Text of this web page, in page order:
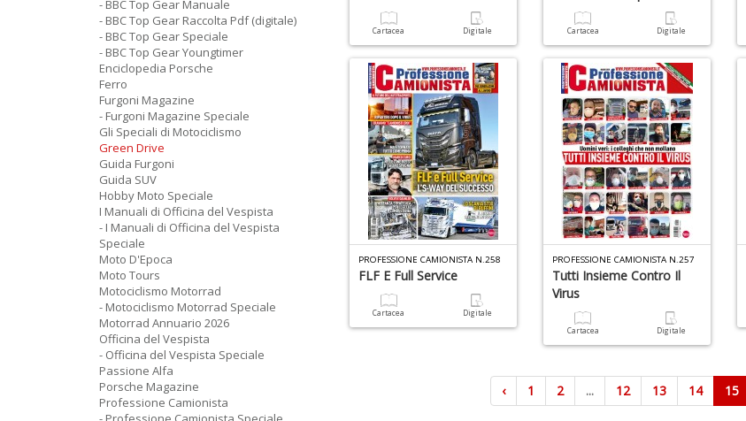
Cartacea Digitale Cartacea Digitale
PROFESSIONE CAMIONISTA N.258
FLF E Full Service
Cartacea Digitale
PROFESSIONE CAMIONISTA N.257
Tutti Insieme Contro Il
Virus
Cartacea Digitale
‹ 1 2 ... 12 13 14 15
- BBC Top Gear Manuale
- BBC Top Gear Raccolta Pdf (digitale)
- BBC Top Gear Speciale
- BBC Top Gear Youngtimer
Enciclopedia Porsche
Ferro
Furgoni Magazine
- Furgoni Magazine Speciale
Gli Speciali di Motociclismo
Green Drive
Guida Furgoni
Guida SUV
Hobby Moto Speciale
I Manuali di Officina del Vespista
- I Manuali di Officina del Vespista
Speciale
Moto D'Epoca
Moto Tours
Motociclismo Motorrad
- Motociclismo Motorrad Speciale
Motorrad Annuario 2026
Officina del Vespista
- Officina del Vespista Speciale
Passione Alfa
Porsche Magazine
Professione Camionista